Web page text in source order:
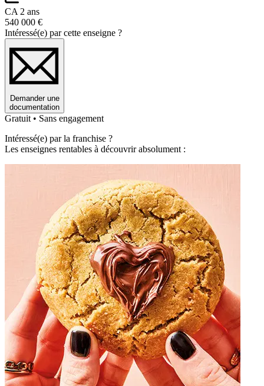
CA 2 ans
540 000 €
Intéressé(e) par cette enseigne ?
Demander une
documentation
Gratuit • Sans engagement
Intéressé(e) par la franchise ?
Les enseignes rentables à découvrir absolument :